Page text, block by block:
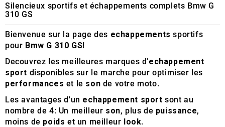
Silencieux sportifs et échappements complets Bmw G
310 GS
Bienvenue sur la page des echappements sportifs
pour Bmw G 310 GS!
Decouvrez les meilleures marques d'echappement
sport disponibles sur le marche pour optimiser les
performances et le son de votre moto.
Les avantages d'un echappement sport sont au
nombre de 4: Un meilleur son, plus de puissance,
moins de poids et un meilleur look.